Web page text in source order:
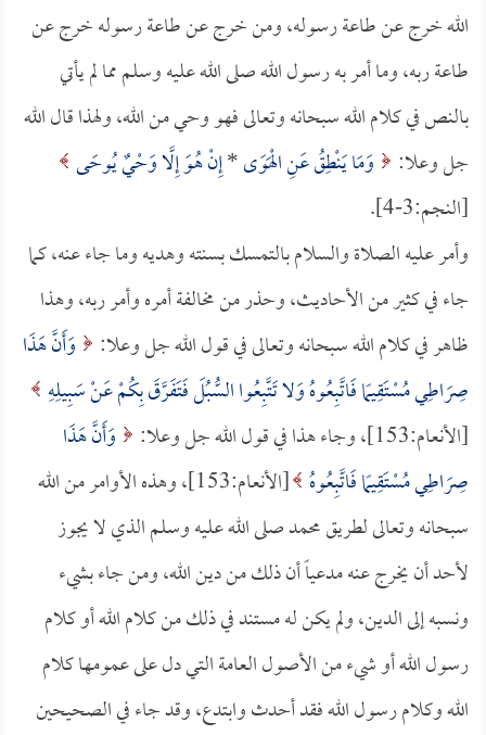
الله خرج عن طاعة رسوله، ومن خرج عن طاعة رسوله خرج عن
طاعة ربه، وما أمر به رسول الله صلى الله عليه وسلم مما لم يأتي
بالنص في كلام الله سبحانه وتعالى فهو وحي من الله، ولهذا قال الله
جل وعلا:
وَمَا يَنْطِقُ عَنِ الْهَوَى*إِنْ هُوَ إِلَّا وَحْيٌ يُوحَى
[النجم:3-4].
وأمر عليه الصلاة والسلام بالتمسك بسنته وهديه وما جاء عنه، كما
جاء في كثير من الأحاديث، وحذر من مخالفة أمره وأمر ربه، وهذا
ظاهر في كلام الله سبحانه وتعالى في قول الله جل وعلا:
وَأَنَّ هَذَا
صِرَاطِي مُسْتَقِيمًا فَاتَّبِعُوهُ وَلا تَتَّبِعُوا السُّبُلَ فَتَفَرَّقَ بِكُمْ عَنْ سَبِيلِهِ
[الأنعام:153]، وجاء هذا في قول الله جل وعلا:
وَأَنَّ هَذَا
صِرَاطِي مُسْتَقِيمًا فَاتَّبِعُوهُ
[الأنعام:153]، وهذه الأوامر من الله
سبحانه وتعالى لطريق محمد صلى الله عليه وسلم الذي لا يجوز
لأحد أن يخرج عنه مدعياً أن ذلك من دين الله، ومن جاء بشيء
ونسبه إلى الدين، ولم يكن له مستند في ذلك من كلام الله أو كلام
رسول الله أو شيء من الأصول العامة التي دل على عمومها كلام
الله وكلام رسول الله فقد أحدث وابتدع، وقد جاء في الصحيحين